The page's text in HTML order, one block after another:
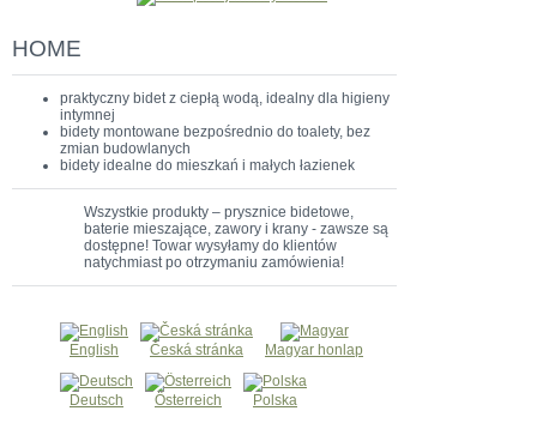
HOME
praktyczny bidet z ciepłą wodą, idealny dla higieny
intymnej
bidety montowane bezpośrednio do toalety, bez
zmian budowlanych
bidety idealne do mieszkań i małych łazienek
Wszystkie produkty – prysznice bidetowe,
baterie mieszające, zawory i krany - zawsze są
dostępne! Towar wysyłamy do klientów
natychmiast po otrzymaniu zamówienia!
English Česká stránka Magyar honlap
Deutsch Österreich Polska